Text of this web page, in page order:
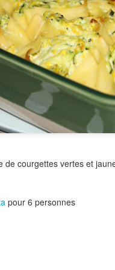
de courgettes vertes et
pour 6 personnes